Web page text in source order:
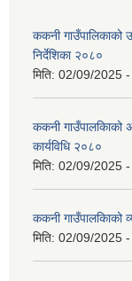
ककनी गाउँपालिकाको
निर्देशिका २०८०
मिति: 02/09/2025
ककनी गाउँपालकिाको
कार्यविधि २०८०
मिति: 02/09/2025
ककनी गाउँपालकिाको
मिति: 02/09/2025